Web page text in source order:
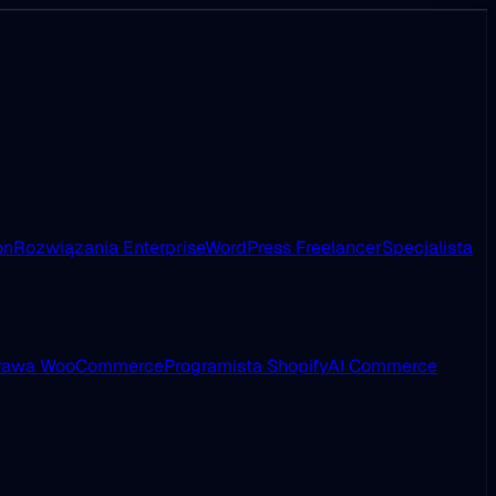
Rozwiązania EnterpriseWordPress FreelancerSpecjalista
WooCommerceProgramista ShopifyAI Commerce